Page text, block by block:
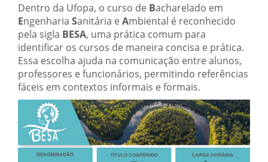
Dentro da Ufopa, o curso de Bacharelado em
Engenharia Sanitária e Ambiental é reconhecido
pela sigla BESA, uma prática comum para
identificar os cursos de maneira concisa e prática.
Essa escolha ajuda na comunicação entre alunos,
professores e funcionários, permitindo referências
fáceis em contextos informais e formais.